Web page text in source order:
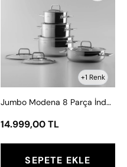
+1 Renk
8
Parça
İndüksiyon
Tabanlı
Çelik
Tencere
Jumbo Modena 8 Parça İndüksiyon Tabanlı Çelik Tencere Seti
14.999,00 TL
SEPETE EKLE